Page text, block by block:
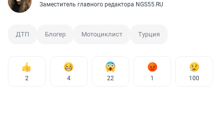
Заместитель главного редактора NGS55.RU
ДТП Блогер Мотоциклист Турция
2 4 22 1 100